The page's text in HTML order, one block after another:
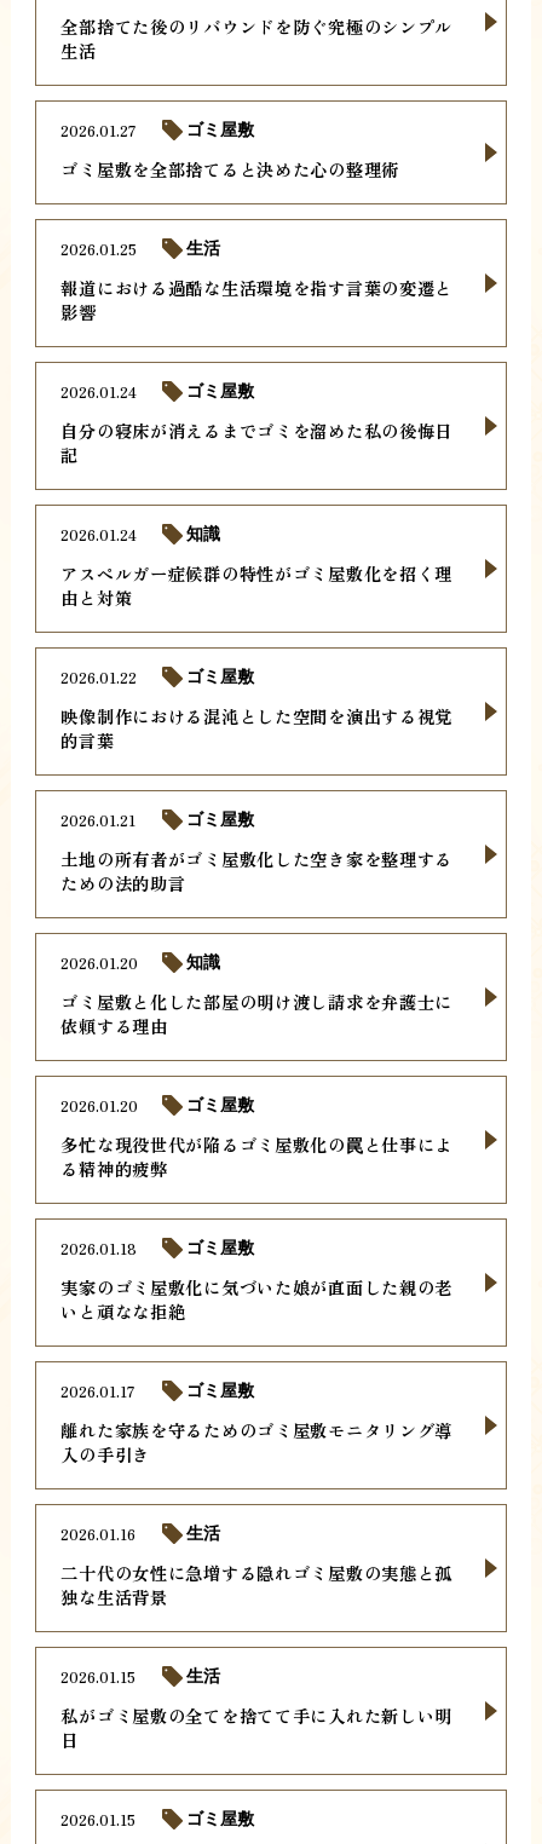
全部捨てた後のリバウンドを防ぐ究極のシンプル
生活
ゴミ屋敷を全部捨てると決めた心の整理術
2026.01.27 ゴミ屋敷
報道における過酷な生活環境を指す言葉の変遷と
影響
2026.01.25 生活
自分の寝床が消えるまでゴミを溜めた私の後悔日
記
2026.01.24 ゴミ屋敷
アスペルガー症候群の特性がゴミ屋敷化を招く理
由と対策
2026.01.24 知識
映像制作における混沌とした空間を演出する視覚
的言葉
2026.01.22 ゴミ屋敷
土地の所有者がゴミ屋敷化した空き家を整理する
ための法的助言
2026.01.21 ゴミ屋敷
ゴミ屋敷と化した部屋の明け渡し請求を弁護士に
依頼する理由
2026.01.20 知識
多忙な現役世代が陥るゴミ屋敷化の罠と仕事によ
る精神的疲弊
2026.01.20 ゴミ屋敷
実家のゴミ屋敷化に気づいた娘が直面した親の老
いと頑なな拒絶
2026.01.18 ゴミ屋敷
離れた家族を守るためのゴミ屋敷モニタリング導
入の手引き
2026.01.17 ゴミ屋敷
二十代の女性に急増する隠れゴミ屋敷の実態と孤
独な生活背景
2026.01.16 生活
私がゴミ屋敷の全てを捨てて手に入れた新しい明
日
2026.01.15 生活
2026.01.15 ゴミ屋敷